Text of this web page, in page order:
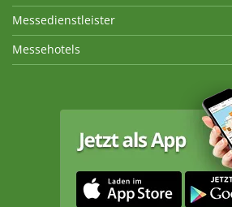
Messedienstleister
Messehotels